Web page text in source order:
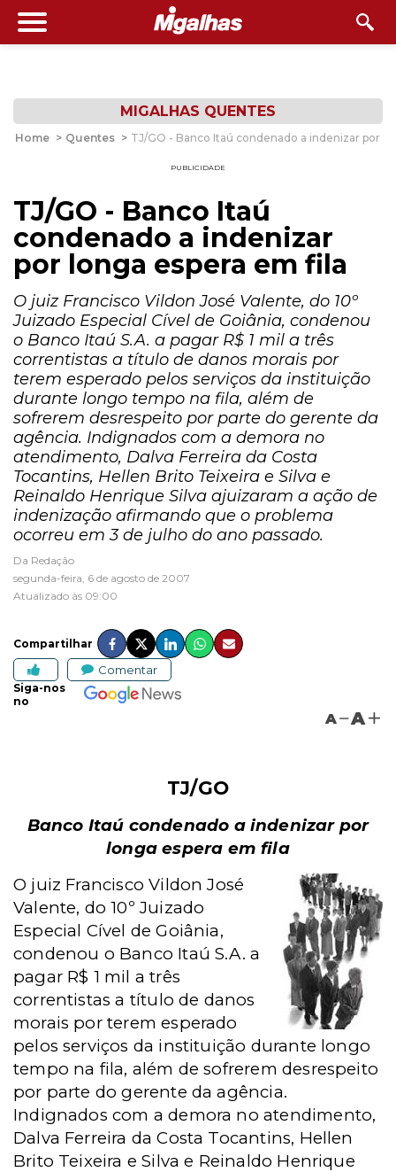
MIGALHAS QUENTES
Home > Quentes > TJ/GO - Banco Itaú condenado a indenizar por
PUBLICIDADE
TJ/GO - Banco Itaú
condenado a indenizar
por longa espera em fila
O juiz Francisco Vildon José Valente, do 10º
Juizado Especial Cível de Goiânia, condenou
o Banco Itaú S.A. a pagar R$ 1 mil a três
correntistas a título de danos morais por
terem esperado pelos serviços da instituição
durante longo tempo na fila, além de
sofrerem desrespeito por parte do gerente da
agência. Indignados com a demora no
atendimento, Dalva Ferreira da Costa
Tocantins, Hellen Brito Teixeira e Silva e
Reinaldo Henrique Silva ajuizaram a ação de
indenização afirmando que o problema
ocorreu em 3 de julho do ano passado.
Da Redação
segunda-feira, 6 de agosto de 2007
Atualizado às 09:00
Compartilhar
Comentar
Siga-nos
no
A A
TJ/GO
Banco Itaú condenado a indenizar por
longa espera em fila
O juiz Francisco Vildon José
Valente, do 10º Juizado
Especial Cível de Goiânia,
condenou o Banco Itaú S.A. a
pagar R$ 1 mil a três
correntistas a título de danos
morais por terem esperado
pelos serviços da instituição durante longo
tempo na fila, além de sofrerem desrespeito
por parte do gerente da agência.
Indignados com a demora no atendimento,
Dalva Ferreira da Costa Tocantins, Hellen
Brito Teixeira e Silva e Reinaldo Henrique